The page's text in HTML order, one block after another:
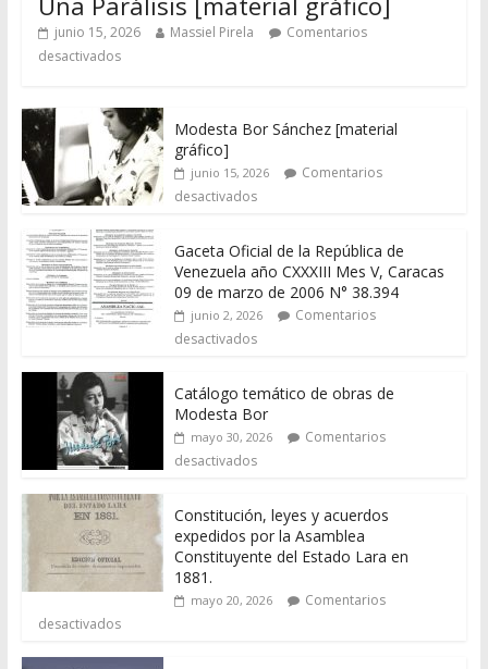
junio 15, 2026 Massiel Pirela
Comentarios
desactivados
Modesta Bor Sánchez [material
gráfico]
junio 15, 2026
Comentarios
desactivados
Gaceta Oficial de la República de
Venezuela año CXXXIII Mes V, Caracas
09 de marzo de 2006 N° 38.394
junio 2, 2026
Comentarios
desactivados
Catálogo temático de obras de
Modesta Bor
mayo 30, 2026
Comentarios
desactivados
Constitución, leyes y acuerdos
expedidos por la Asamblea
Constituyente del Estado Lara en
1881.
mayo 20, 2026
Comentarios
desactivados